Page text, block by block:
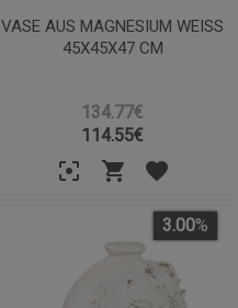
VASE AUS MAGNESIUM WEISS 4
5X45X47 CM
134.77€
114.55€
3.00%